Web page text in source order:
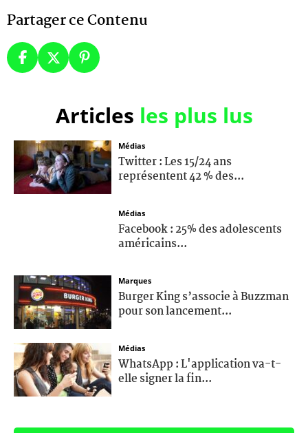
Partager ce Contenu
Articles les plus lus
Médias
Twitter : Les 15/24 ans
représentent 42 % des...
Médias
Facebook : 25% des adolescents
américains...
Marques
Burger King s’associe à Buzzman
pour son lancement...
Médias
WhatsApp : L'application va-t-
elle signer la fin...